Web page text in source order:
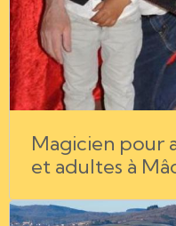
Magicien pour
et adultes à
Saône - Rhône